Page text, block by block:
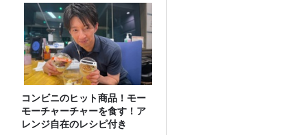
コンビニのヒット商品！モー
モーチャーチャーを食す！ア
レンジ自在のレシピ付き